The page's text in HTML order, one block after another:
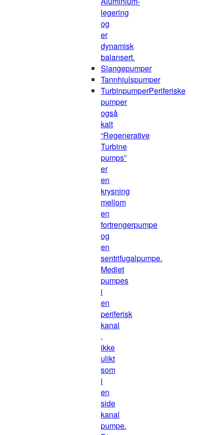
legering
og
er
dynamisk
balansert.
Slangepumper
Tannhjulspumper
TurbinpumperPeriferiske
pumper
også
kalt
“Regenerative
Turbine
pumps”
er
en
krysning
mellom
en
fortrengerpumpe
og
en
sentrifugalpumpe.
Mediet
pumpes
i
en
periferisk
kanal
,
ikke
ulikt
som
i
en
side
kanal
pumpe.